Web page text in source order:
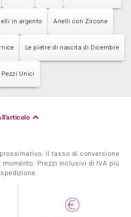
in argento Anelli con Zircone
Le pietre di nascita di Dicembre
Pezzi Unici
Il tasso di conversione
Prezzi inclusivi di IVA piú
spedizione